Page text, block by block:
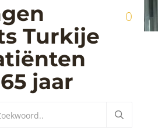
Turkije
jaar
0